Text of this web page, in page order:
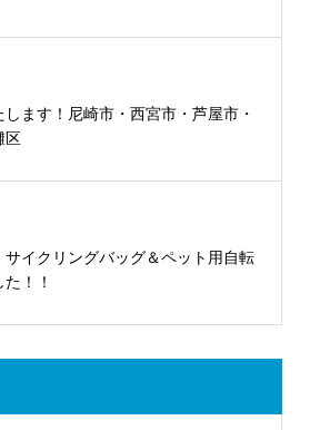
ます！尼崎市・西宮市・芦屋市・
区
イクリングバッグ＆ペット用自転
！！